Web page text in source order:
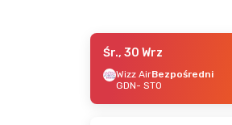
- Niedz., 6 Wrz
Bezpośredni
Śr., 30 Wrz
Wizz AirBezpośredni
GDN- STO